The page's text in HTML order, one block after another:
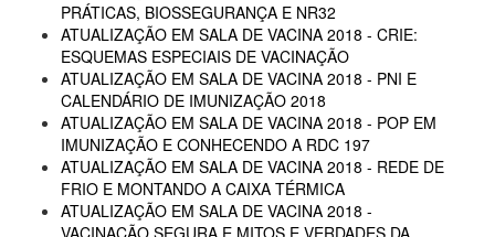
PRÁTICAS, BIOSSEGURANÇA E NR32
ATUALIZAÇÃO EM SALA DE VACINA 2018 - CRIE:
ESQUEMAS ESPECIAIS DE VACINAÇÃO
ATUALIZAÇÃO EM SALA DE VACINA 2018 - PNI E
CALENDÁRIO DE IMUNIZAÇÃO 2018
ATUALIZAÇÃO EM SALA DE VACINA 2018 - POP EM
IMUNIZAÇÃO E CONHECENDO A RDC 197
ATUALIZAÇÃO EM SALA DE VACINA 2018 - REDE DE
FRIO E MONTANDO A CAIXA TÉRMICA
ATUALIZAÇÃO EM SALA DE VACINA 2018 -
VACINAÇÃO SEGURA E MITOS E VERDADES DA